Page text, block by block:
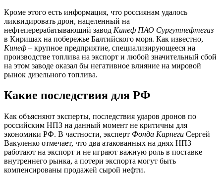
Кроме этого есть информация, что россиянам удалось
ликвидировать дрон, нацеленный на
нефтеперерабатывающий завод Кинеф ПАО Сургутнефтегаз
в Киришах на побережье Балтийского моря. Как известно,
Кинеф – крупное предприятие, специализирующееся на
производстве топлива на экспорт и любой значительный сбой
на этом заводе оказал бы негативное влияние на мировой
рынок дизельного топлива.
Какие последствия для РФ
Как объясняют эксперты, последствия ударов дронов по
российским НПЗ на данный момент не критичны для
экономики РФ. В частности, эксперт Фонда Карнеги Сергей
Вакуленко отмечает, что два атакованных на днях НПЗ
работают на экспорт и не играют важную роль в поставке
внутреннего рынка, а потери экспорта могут быть
компенсированы продажей сырой нефти.